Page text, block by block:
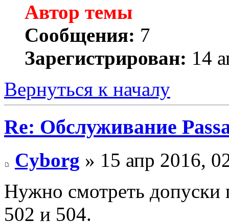
Автор темы
Сообщения: 7
Зарегистрирован: 14
Вернуться к началу
Re: Обслуживание
Cyborg » 15 апр 2016,
Нужно смотреть допуски
502 и 504.